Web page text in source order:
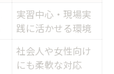
実習中心・現場実
践に活かせる環境
社会人や女性向け
にも柔軟な対応